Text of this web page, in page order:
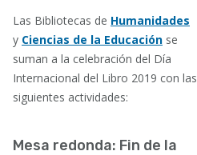
Las Bibliotecas de Humanidades
y Ciencias de la Educación se
suman a la celebración del Día
Internacional del Libro 2019 con las
siguientes actividades:
Mesa redonda: Fin de la